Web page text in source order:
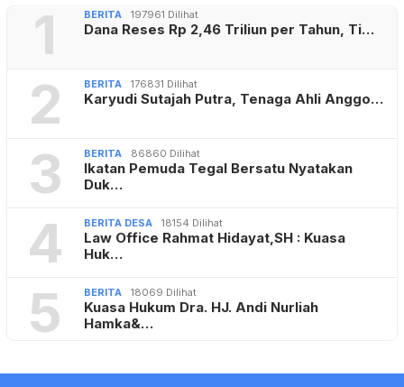
1 BERITA 197961 Dilihat
Dana Reses Rp 2,46 Triliun per Tahun, Ti…
2 BERITA 176831 Dilihat
Karyudi Sutajah Putra, Tenaga Ahli Anggo…
3 BERITA 86860 Dilihat
Ikatan Pemuda Tegal Bersatu Nyatakan
Duk…
4 BERITA DESA 18154 Dilihat
Law Office Rahmat Hidayat,SH : Kuasa
Huk…
5 BERITA 18069 Dilihat
Kuasa Hukum Dra. HJ. Andi Nurliah
Hamka&…